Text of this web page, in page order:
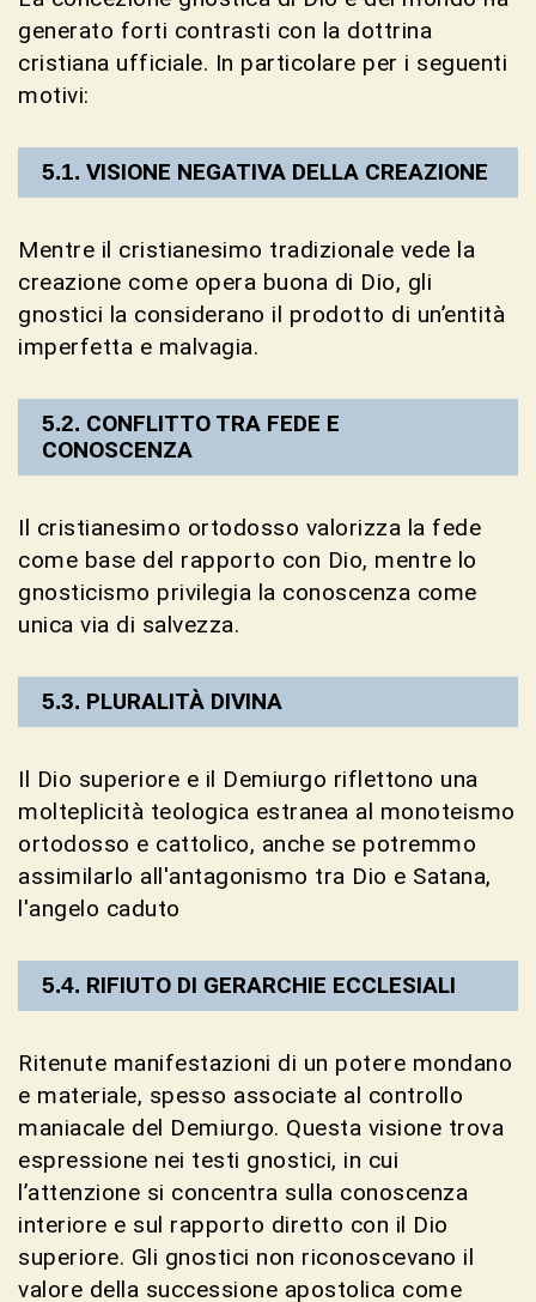
generato forti contrasti con la dottrina
cristiana ufficiale. In particolare per i seguenti
motivi:
VISIONE NEGATIVA DELLA CREAZIONE
Mentre il cristianesimo tradizionale vede la
creazione come opera buona di Dio, gli
gnostici la considerano il prodotto di un’entità
imperfetta e malvagia.
CONFLITTO TRA FEDE E
CONOSCENZA
Il cristianesimo ortodosso valorizza la fede
come base del rapporto con Dio, mentre lo
gnosticismo privilegia la conoscenza come
unica via di salvezza.
PLURALITÀ DIVINA
Il Dio superiore e il Demiurgo riflettono una
molteplicità teologica estranea al monoteismo
ortodosso e cattolico, anche se potremmo
assimilarlo all'antagonismo tra Dio e Satana,
l'angelo caduto
RIFIUTO DI GERARCHIE ECCLESIALI
Ritenute manifestazioni di un potere mondano
e materiale, spesso associate al controllo
maniacale del Demiurgo. Questa visione trova
espressione nei testi gnostici, in cui
l’attenzione si concentra sulla conoscenza
interiore e sul rapporto diretto con il Dio
superiore. Gli gnostici non riconoscevano il
valore della successione apostolica come